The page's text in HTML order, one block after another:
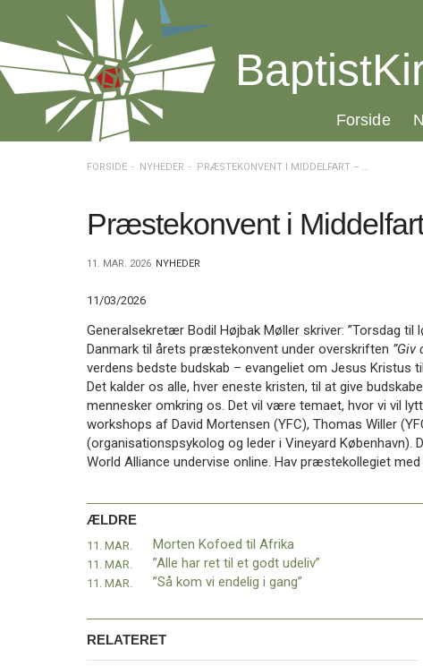
over
og
gå
Vend
tilbage
Værktøjskassen
BaptistKirken
Inspiration
Værktøjskassen
BaptistKirken
20.0:
Forside
FORSIDE NYHEDER PRÆSTEKONVENT I MIDDELFART – GIV DET VIDERE
Præstekonvent i
11. MAR. 2026 NYHEDER
11/03/2026
Generalsekretær Bodil Højbak Møller skriver: ”Torsdag
Danmark til årets præstekonvent under overskriften ”Giv
verdens bedste budskab – evangeliet om Jesus Kristus
Det kalder os alle, hver eneste kristen, til at give
mennesker omkring os. Det vil være temaet, hvor vi vil
workshops af David Mortensen (YFC), Thomas Willer
(organisationspsykolog og leder i Vineyard København).
World Alliance undervise online. Hav præstekollegiet
ÆLDRE
11. MAR. Morten Kofoed til Afrika
11. MAR. ”Alle har ret til et godt udeliv”
11. MAR. ”Så kom vi endelig i gang”
RELATERET